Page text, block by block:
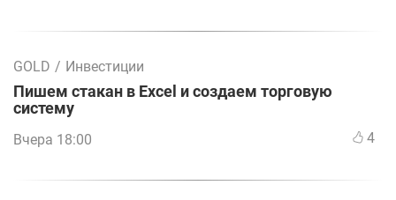
GOLD / Инвестиции
Пишем стакан в Excel и создаем торговую
систему
Вчера 18:00 4